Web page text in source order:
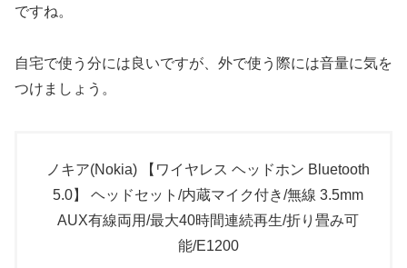
ですね。
自宅で使う分には良いですが、外で使う際には音量に気を
つけましょう。
ノキア(Nokia) 【ワイヤレス ヘッドホン Bluetooth
5.0】 ヘッドセット/内蔵マイク付き/無線 3.5mm
AUX有線両用/最大40時間連続再生/折り畳み可
能/E1200